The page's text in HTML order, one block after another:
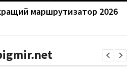
маршрутизатор 2026